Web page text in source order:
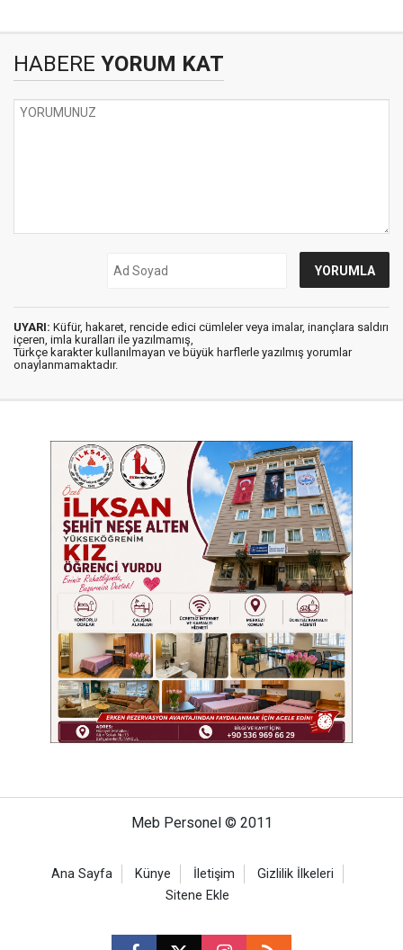
HABERE YORUM KAT
UYARI: Küfür, hakaret, rencide edici cümleler veya imalar, inançlara saldırı
içeren, imla kuralları ile yazılmamış,
Türkçe karakter kullanılmayan ve büyük harflerle yazılmış yorumlar
onaylanmamaktadır.
Meb Personel © 2011
Ana Sayfa Künye İletişim
Gizlilik İlkeleri
Sitene Ekle